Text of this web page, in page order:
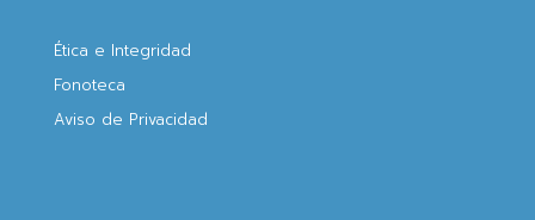
Ética e Integridad
Fonoteca
Aviso de Privacidad